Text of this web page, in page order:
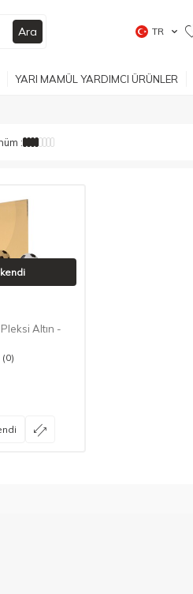
Ara TR
YARI MAMÜL YARDIMCI ÜRÜNLER
:
Altın -
(0)